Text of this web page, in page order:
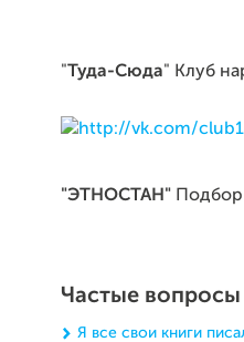
"Туда-Сюда" Клуб
"ЭТНОСТАН"
Частые вопросы
Я все свои книги